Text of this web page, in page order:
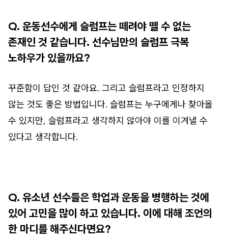
Q. 운동선수에게 슬럼프는 떼려야 뗄 수 없는
존재인 것 같습니다. 선수님만의 슬럼프 극복
노하우가 있을까요?
꾸준함이 답인 것 같아요. 그리고 슬럼프라고 인정하지
않는 것도 좋은 방법입니다. 슬럼프는 누구에게나 찾아올
수 있지만, 슬럼프라고 생각하지 않아야 이를 이겨낼 수
있다고 생각합니다.
Q. 유소년 선수들은 학업과 운동을 병행하는 것에
있어 고민을 많이 하고 있습니다. 이에 대해 조언의
한 마디를 해주신다면요?